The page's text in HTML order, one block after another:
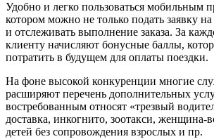
Удобно и легко пользоваться мобильным
котором можно не только подать заявку
и отслеживать выполнение заказа. За
клиенту начисляют бонусные баллы,
потратить в будущем для оплаты поездки.
На фоне высокой конкуренции многие
расширяют перечень дополнительных
востребованным относят «трезвый
доставка, инкогнито, зоотакси, женщина-
детей без сопровождения взрослых и пр.